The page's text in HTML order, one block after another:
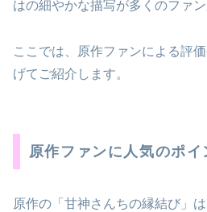
はの細やかな描写が多くのファ
ここでは、原作ファンによる評
げてご紹介します。
原作ファンに人気のポイ
原作の「甘神さんちの縁結び」